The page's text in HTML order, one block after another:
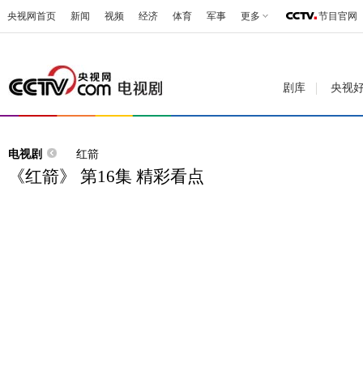
央视网首页 新闻 视频 经济 体育 军事 更多 节目官网
剧库 央视
电视剧 红箭
《红箭》 第16集 精彩看点